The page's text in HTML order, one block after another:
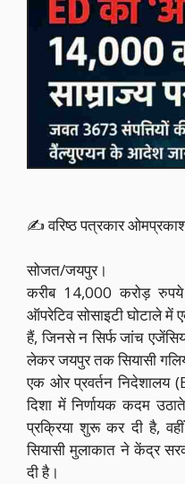
✍️ वरिष्ठ पत्रकार ओमप्रकाश
सोजत/जयपुर।
करीब 14,000 करोड़
ऑपरेटिव सोसाइटी घोटाले
हैं, जिनसे न सिर्फ जांच
लेकर जयपुर तक सियासी
एक ओर प्रवर्तन निदेशालय
दिशा में निर्णायक कदम
प्रक्रिया शुरू कर दी है,
सियासी मुलाकात ने केंद्र
दी है।